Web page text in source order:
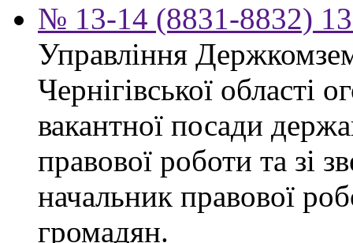
№ 13-14 (8831-8832)
Управління
Чернігівської області
вакантної посади
правової роботи та зі
начальник правової
громадян.